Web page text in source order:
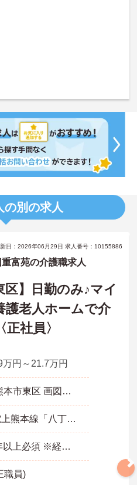
の別の求人
日：2026年06月29日 求人番号：10155886
富苑の介護職求人
区】日勤のみ♪マイ
老人ホームで介
社員〉
万円～21.7万円
熊本県 熊本市東区 画図町重富968
熊本市電上熊本線「八丁馬場駅」バス・車9分
■経験3年以上必須 ※経験5年以上あれば尚可 ■介護職員初任者研修（ヘルパー2級）以上必須
職員)